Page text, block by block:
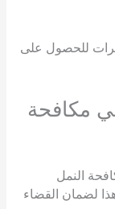
للحصول على
مكافحة
النمل
لضمان القضاء